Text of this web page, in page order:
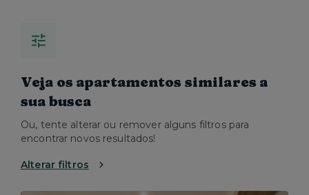
Veja os apartamentos similares a
sua busca
Ou, tente alterar ou remover alguns filtros para
encontrar novos resultados!
Alterar filtros